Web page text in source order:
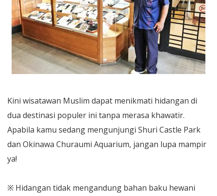
Kini wisatawan Muslim dapat menikmati hidangan di
dua destinasi populer ini tanpa merasa khawatir.
Apabila kamu sedang mengunjungi Shuri Castle Park
dan Okinawa Churaumi Aquarium, jangan lupa mampir
ya!
※ Hidangan tidak mengandung bahan baku hewani